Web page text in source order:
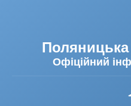
Поляницька
Офіційний